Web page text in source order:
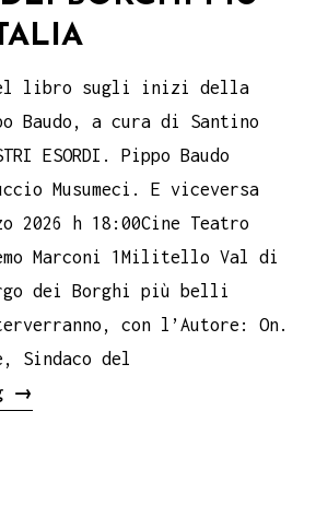
libro sugli inizi della
Baudo, a cura di Santino
ESORDI. Pippo Baudo
Musumeci. E viceversa
2026 h 18:00Cine Teatro
Marconi 1Militello Val di
dei Borghi più belli
con l’Autore: On.
Sindaco del
Pippo
→